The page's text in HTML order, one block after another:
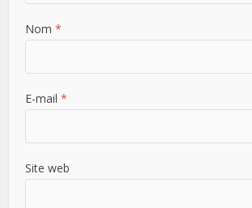
Nom*
E-mail*
Site web